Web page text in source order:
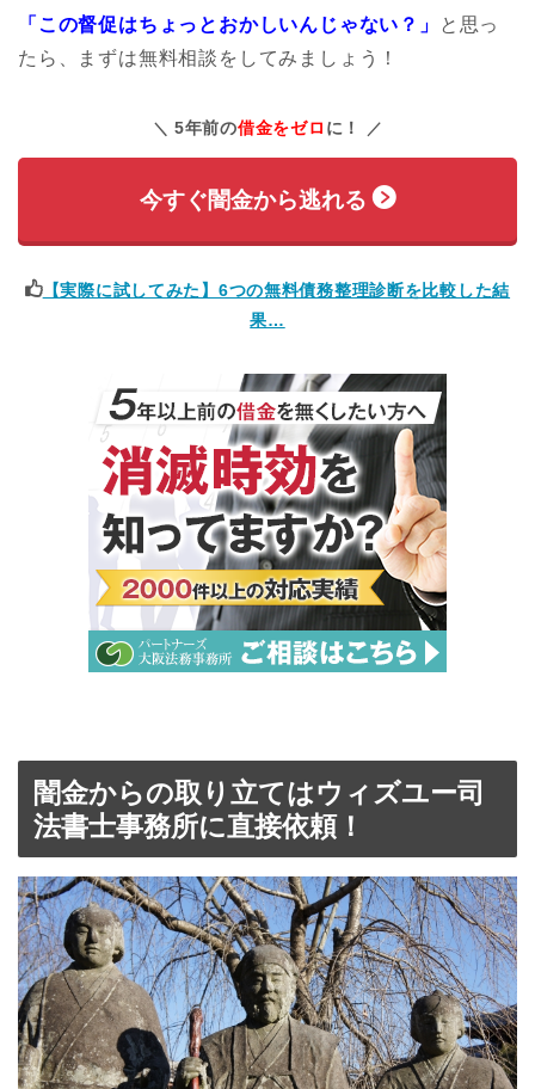
「この督促はちょっとおかしいんじゃない？」
と思っ
たら、まずは無料相談をしてみましょう！
5年前の借金をゼロ に！
今すぐ闇金から逃れる
【実際に試してみた】6つの無料債務整理診断を比較した結
果…
闇金からの取り立てはウィズユー司
法書士事務所に直接依頼！